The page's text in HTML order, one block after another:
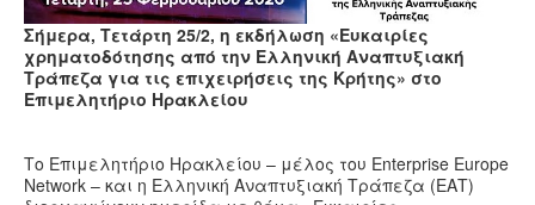
Συνταγές
Σήμερα, Τετάρτη 25/2, η εκδήλωση «Ευκαιρίες
χρηματοδότησης από την Ελληνική Αναπτυξιακή
Τράπεζα για τις επιχειρήσεις της Κρήτης» στο
Επιμελητήριο Ηρακλείου
Το Επιμελητήριο Ηρακλείου – μέλος του Enterprise Europe
Network – και η Ελληνική Αναπτυξιακή Τράπεζα (ΕΑΤ)